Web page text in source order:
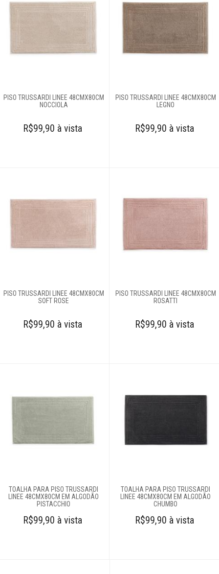
PISO TRUSSARDI LINEE 48CMX80CM
NOCCIOLA
R$99,90 à vista
PISO TRUSSARDI LINEE 48CMX80CM
LEGNO
R$99,90 à vista
PISO TRUSSARDI LINEE 48CMX80CM
SOFT ROSE
R$99,90 à vista
PISO TRUSSARDI LINEE 48CMX80CM
ROSATTI
R$99,90 à vista
TOALHA PARA PISO TRUSSARDI
LINEE 48CMX80CM EM ALGODÃO
PISTACCHIO
R$99,90 à vista
TOALHA PARA PISO TRUSSARDI
LINEE 48CMX80CM EM ALGODÃO
CHUMBO
R$99,90 à vista